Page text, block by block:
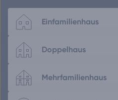
Einfamilienhaus
Doppelhaus
Mehrfamilienhaus